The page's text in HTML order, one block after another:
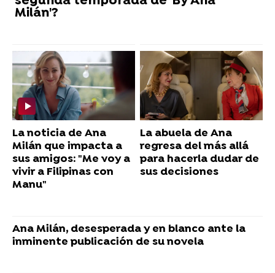
Milán'?
La noticia de Ana
Milán que impacta a
sus amigos: "Me voy a
vivir a Filipinas con
Manu"
La abuela de Ana
regresa del más allá
para hacerla dudar de
sus decisiones
Ana Milán, desesperada y en blanco ante la
inminente publicación de su novela